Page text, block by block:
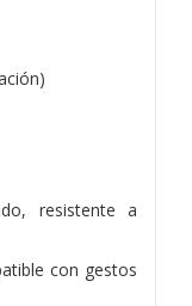
resistente a
con gestos